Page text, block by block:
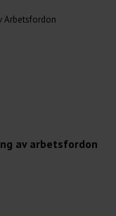
Arbetsfordon
av arbetsfordon